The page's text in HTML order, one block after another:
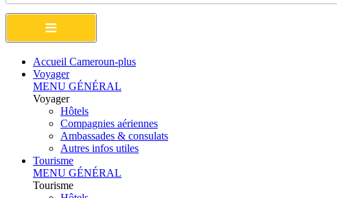
≡
Accueil Cameroun-plus
Voyager
MENU GÉNÉRAL
Voyager
Hôtels
Compagnies aériennes
Ambassades & consulats
Autres infos utiles
Tourisme
MENU GÉNÉRAL
Tourisme